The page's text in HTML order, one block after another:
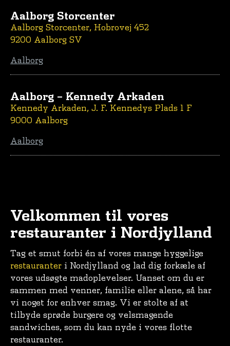
Aalborg Storcenter
Aalborg Storcenter, Hobrovej 452
9200 Aalborg SV
Aalborg
Aalborg – Kennedy Arkaden
Kennedy Arkaden, J. F. Kennedys Plads 1 F
9000 Aalborg
Aalborg
Velkommen til vores
restauranter i Nordjylland
Tag et smut forbi én af vores mange hyggelige
restauranter i Nordjylland og lad dig forkæle af
vores udsøgte madoplevelser. Uanset om du er
sammen med venner, familie eller alene, så har
vi noget for enhver smag. Vi er stolte af at
tilbyde sprøde burgere og velsmagende
sandwiches, som du kan nyde i vores flotte
restauranter.